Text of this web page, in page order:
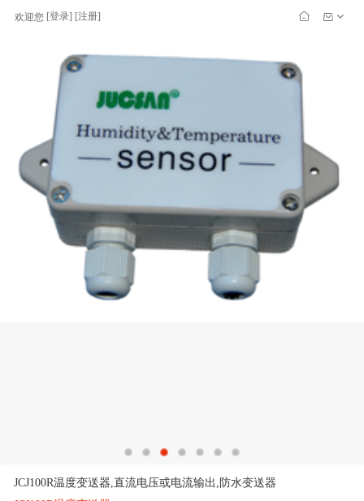
欢迎您 [登录] [注册]
JCJ100R温度变送器,直流电压或电流输出,防水变送器